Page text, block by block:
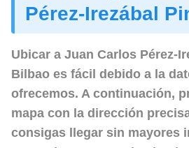
Pérez-Irezábal
Ubicar a Juan Carlos Pérez-
Bilbao es fácil debido a la
ofrecemos. A continuación,
mapa con la dirección
consigas llegar sin mayores